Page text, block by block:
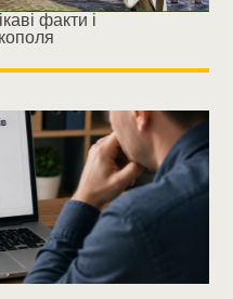
факти і